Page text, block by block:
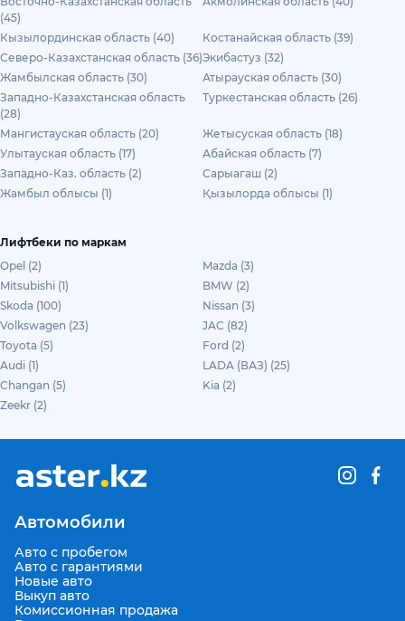
(45)
Кызылординская область (40)
Костанайская область (39)
Северо-Казахстанская область (36)Экибастуз (32)
Жамбылская область (30)
Атырауская область (30)
Западно-Казахстанская область
(28)
Туркестанская область (26)
Мангистауская область (20)
Жетысуская область (18)
Улытауская область (17)
Абайская область (7)
Западно-Каз. область (2)
Сарыагаш (2)
Жамбыл облысы (1)
Қызылорда облысы (1)
Лифтбеки по маркам
Opel (2)
Mazda (3)
Mitsubishi (1)
BMW (2)
Skoda (100)
Nissan (3)
Volkswagen (23)
JAC (82)
Toyota (5)
Ford (2)
Audi (1)
LADA (ВАЗ) (25)
Changan (5)
Kia (2)
Zeekr (2)
Автомобили
Авто с пробегом
Авто с гарантиями
Новые авто
Выкуп авто
Комиссионная продажа